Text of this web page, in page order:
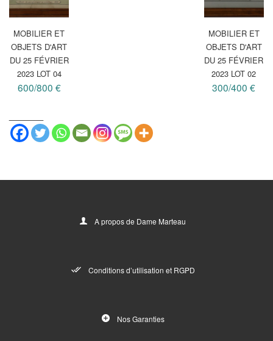
MOBILIER ET
OBJETS D'ART
DU 25 FÉVRIER
2023 LOT 04
600/800 €
MOBILIER ET
OBJETS D'ART
DU 25 FÉVRIER
2023 LOT 02
300/400 €
A propos de Dame Marteau
Conditions d’utilisation et RGPD
Nos Garanties